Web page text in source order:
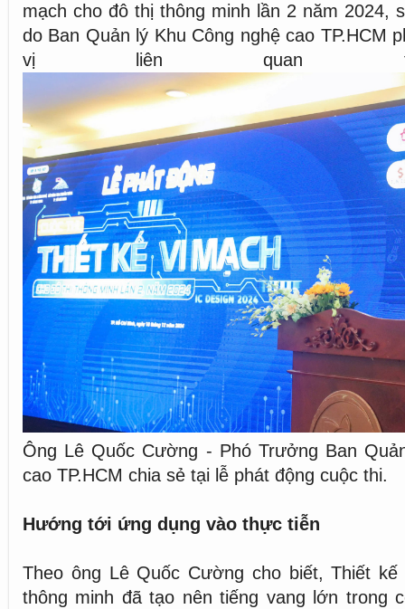
mạch cho đô thị thông minh lần 2 năm 2024,
do Ban Quản lý Khu Công nghệ cao TP.HCM
vị liên quan
Ông Lê Quốc Cường - Phó Trưởng Ban
cao TP.HCM chia sẻ tại lễ phát động cuộc thi.
Hướng tới ứng dụng vào thực tiễn
Theo ông Lê Quốc Cường cho biết, Thiết
thông minh đã tạo nên tiếng vang lớn trong